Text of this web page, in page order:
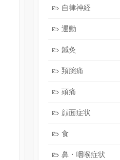
自律神経
運動
鍼灸
頚腕痛
頭痛
顔面症状
食
鼻・咽喉症状